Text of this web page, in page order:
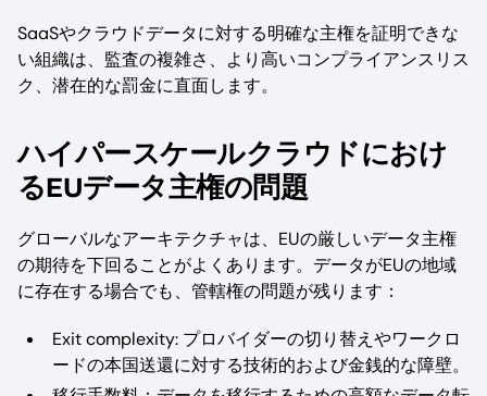
SaaSやクラウドデータに対する明確な主権を証明できな
い組織は、監査の複雑さ、より高いコンプライアンスリス
ク、潜在的な罰金に直面します。
ハイパースケールクラウドにおけ
るEUデータ主権の問題
グローバルなアーキテクチャは、EUの厳しいデータ主権
の期待を下回ることがよくあります。データがEUの地域
に存在する場合でも、管轄権の問題が残ります：
Exit complexity: プロバイダーの切り替えやワークロ
ードの本国送還に対する技術的および金銭的な障壁。